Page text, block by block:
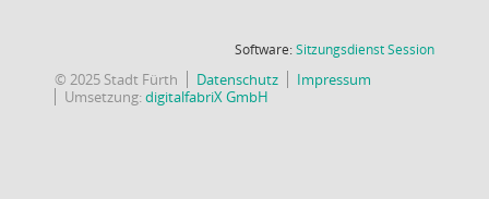
Software:SitzungsdienstSession(Wird in
© 2025 Stadt Fürth Datenschutz
Impressum
Umsetzung:digitalfabriX GmbH